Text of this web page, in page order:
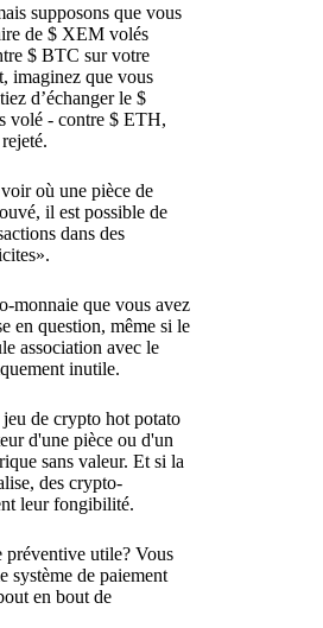
supposons que vous
de $ XEM volés
$ BTC sur votre
imaginez que vous
d’échanger le $
volé - contre $ ETH,
où une pièce de
il est possible de
dans des
monnaie que vous avez
en question, même si le
association avec le
inutile.
de crypto hot potato
d'une pièce ou d'un
sans valeur. Et si la
des crypto-
leur fongibilité.
préventive utile? Vous
système de paiement
en bout de